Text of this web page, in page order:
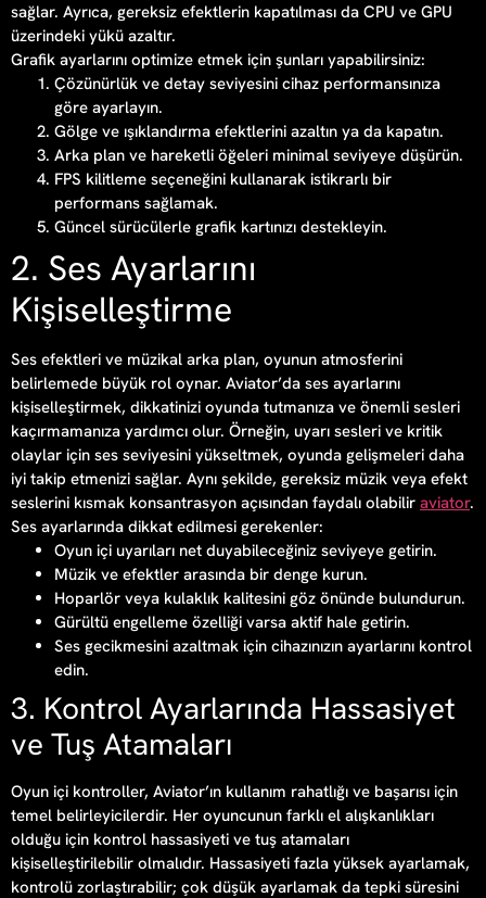
sağlar. Ayrıca, gereksiz efektlerin kapatılması da CPU ve GPU
üzerindeki yükü azaltır.
Grafik ayarlarını optimize etmek için şunları yapabilirsiniz:
Çözünürlük ve detay seviyesini cihaz performansınıza
göre ayarlayın.
Gölge ve ışıklandırma efektlerini azaltın ya da kapatın.
Arka plan ve hareketli öğeleri minimal seviyeye düşürün.
FPS kilitleme seçeneğini kullanarak istikrarlı bir
performans sağlamak.
Güncel sürücülerle grafik kartınızı destekleyin.
2. Ses Ayarlarını
Kişiselleştirme
Ses efektleri ve müzikal arka plan, oyunun atmosferini
belirlemede büyük rol oynar. Aviator’da ses ayarlarını
kişiselleştirmek, dikkatinizi oyunda tutmanıza ve önemli sesleri
kaçırmamanıza yardımcı olur. Örneğin, uyarı sesleri ve kritik
olaylar için ses seviyesini yükseltmek, oyunda gelişmeleri daha
iyi takip etmenizi sağlar. Aynı şekilde, gereksiz müzik veya efekt
seslerini kısmak konsantrasyon açısından faydalı olabilir aviator.
Ses ayarlarında dikkat edilmesi gerekenler:
Oyun içi uyarıları net duyabileceğiniz seviyeye getirin.
Müzik ve efektler arasında bir denge kurun.
Hoparlör veya kulaklık kalitesini göz önünde bulundurun.
Gürültü engelleme özelliği varsa aktif hale getirin.
Ses gecikmesini azaltmak için cihazınızın ayarlarını kontrol
edin.
3. Kontrol Ayarlarında Hassasiyet
ve Tuş Atamaları
Oyun içi kontroller, Aviator’ın kullanım rahatlığı ve başarısı için
temel belirleyicilerdir. Her oyuncunun farklı el alışkanlıkları
olduğu için kontrol hassasiyeti ve tuş atamaları
kişiselleştirilebilir olmalıdır. Hassasiyeti fazla yüksek ayarlamak,
kontrolü zorlaştırabilir; çok düşük ayarlamak da tepki süresini